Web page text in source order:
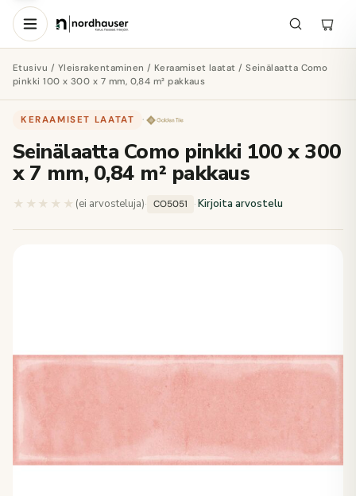
Etusivu / Yleisrakentaminen / Keraamiset laatat / Seinälaatta Como
pinkki 100 x 300 x 7 mm, 0,84 m² pakkaus
KERAAMISET LAATAT ·
Seinälaatta Como pinkki 100 x 300
x 7 mm, 0,84 m² pakkaus
★★★★★ ★★★★★
(ei arvosteluja)· CO5051 ·Kirjoita arvostelu